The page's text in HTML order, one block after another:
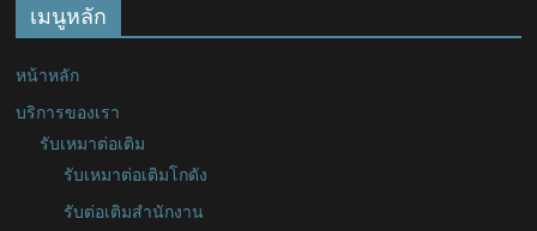
เมนูหลัก
หน้าหลัก
บริการของเรา
รับเหมาต่อเติม
รับเหมาต่อเติมโกดัง
รับต่อเติมสำนักงาน